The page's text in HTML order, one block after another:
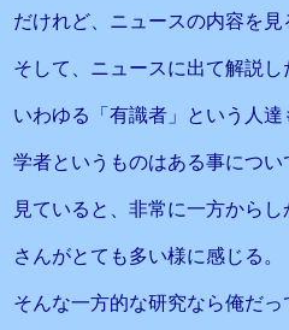
だけれど、ニュースの内容を見
そして、ニュースに出て解説し
いわゆる「有識者」という人達
学者というものはある事につい
見ていると、非常に一方から
さんがとても多い様に感じる。
そんな一方的な研究なら俺だっ